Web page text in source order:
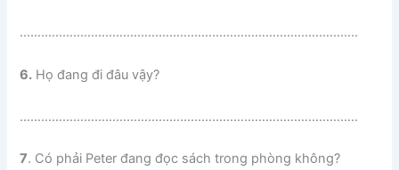
…………………………………………………………………………………..
6. Họ đang đi đâu vậy?
…………………………………………………………………………………..
7. Có phải Peter đang đọc sách trong phòng không?